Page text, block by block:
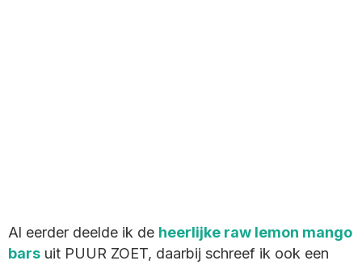
Al eerder deelde ik de heerlijke raw lemon mango
bars uit PUUR ZOET, daarbij schreef ik ook een